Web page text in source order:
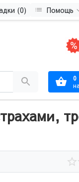
(0) Помощь
0
на